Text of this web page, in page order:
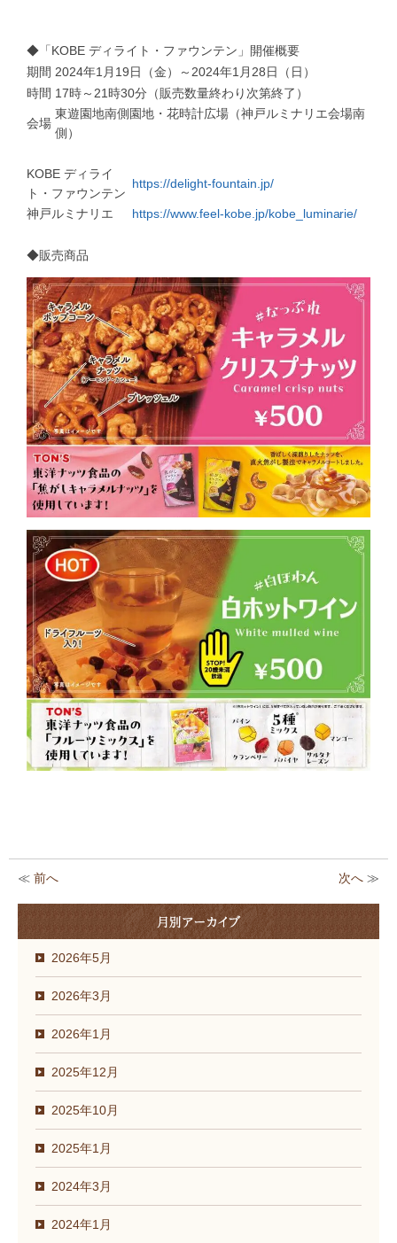
◆「KOBE ディライト・ファウンテン」開催概要
期間 2024年1月19日（金）～2024年1月28日（日）
時間 17時～21時30分（販売数量終わり次第終了）
会場
東遊園地南側園地・花時計広場（神戸ルミナリエ会場南
側）
KOBE ディライ
ト・ファウンテン
https://delight-fountain.jp/
神戸ルミナリエ https://www.feel-kobe.jp/kobe_luminarie/
◆販売商品
≪ 前へ 次へ ≫
2026年5月
2026年3月
2026年1月
2025年12月
2025年10月
2025年1月
2024年3月
2024年1月